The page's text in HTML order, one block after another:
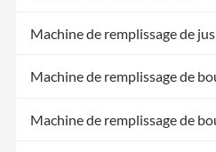
Machine de remplissage de jus
Machine de remplissage de
Machine de remplissage de